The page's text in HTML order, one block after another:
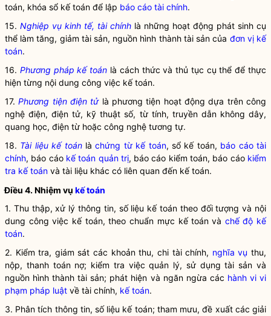
toán, khóa sổ kế toán để lập báo cáo tài chính.
15. Nghiệp vụ kinh tế, tài chính là những hoạt động phát sinh cụ
thể làm tăng, giảm tài sản, nguồn hình thành tài sản của đơn vị kế
toán.
16. Phương pháp kế toán là cách thức và thủ tục cụ thể để thực
hiện từng nội dung công việc kế toán.
17.Phương tiện điện tửlà phương tiện hoạt động dựa trên công
nghệ điện, điện tử, kỹ thuật số, từ tính, truyền dẫn không dây,
quang học, điện từ hoặc công nghệ tương tự.
18. Tài liệu kế toánlàchứng từ kế toán, sổ kế toán, báo cáo tài
chính, báo cáo kế toán quản trị, báo cáo kiểm toán, báo cáo kiểm
tra kế toán và tài liệu khác có liên quan đến kế toán.
Điều 4. Nhiệm vụ kế toán
1. Thu thập, xử lý thông tin, số liệu kế toán theo đối tượng và nội
dung công việc kế toán, theo chuẩn mực kế toán và chế độ kế
toán.
2. Kiểm tra, giám sát các khoản thu, chi tài chính, nghĩa vụ thu,
nộp, thanh toán nợ; kiểm tra việc quản lý, sử dụng tài sản và
nguồn hình thành tài sản; phát hiện và ngăn ngừa các hành vi vi
phạm pháp luật về tài chính, kế toán.
3. Phân tích thông tin, số liệu kế toán; tham mưu, đề xuất các giải